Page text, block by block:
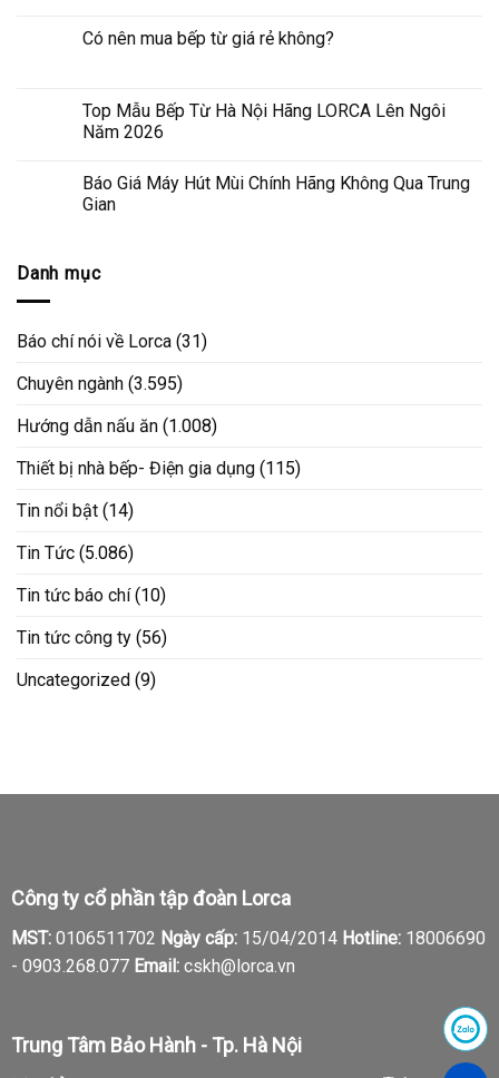
Có nên mua bếp từ giá rẻ không?
Top Mẫu Bếp Từ Hà Nội Hãng LORCA Lên Ngôi
Năm 2026
Báo Giá Máy Hút Mùi Chính Hãng Không Qua Trung
Gian
Danh mục
Báo chí nói về Lorca (31)
Chuyên ngành (3.595)
Hướng dẫn nấu ăn (1.008)
Thiết bị nhà bếp- Điện gia dụng (115)
Tin nổi bật (14)
Tin Tức (5.086)
Tin tức báo chí(10)
Tin tức công ty (56)
Uncategorized (9)
Công ty cổ phần tập đoàn Lorca
MST:0106511702 Ngày cấp:15/04/2014 Hotline:18006690
- 0903.268.077 Email:cskh@lorca.vn
Trung Tâm Bảo Hành - Tp. Hà Nội